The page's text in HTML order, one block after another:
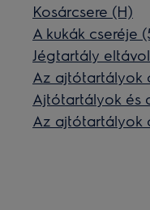
Kosárcsere (H)
A kukák cseréje
Jégtartály
Az ajtótartályok
Ajtótartályok és
Az ajtótartályok